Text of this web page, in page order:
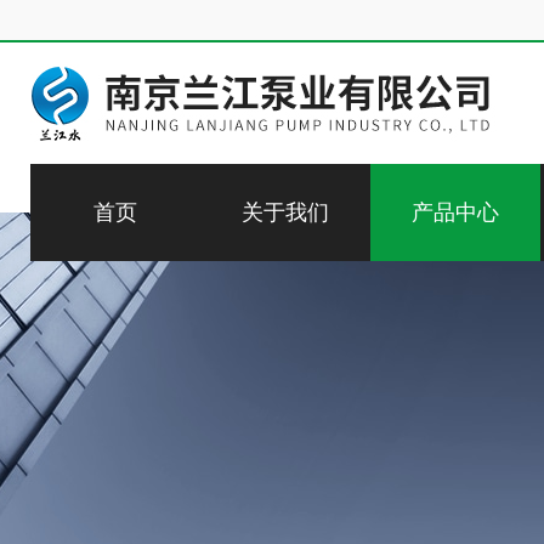
首页 关于我们 产品中心